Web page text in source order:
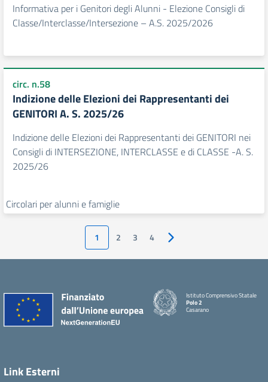
Informativa per i Genitori degli Alunni - Elezione Consigli di
Classe/Interclasse/Intersezione – A.S. 2025/2026
circ. n.58
Indizione delle Elezioni dei Rappresentanti dei
GENITORI A. S. 2025/26
Indizione delle Elezioni dei Rappresentanti dei GENITORI nei
Consigli di INTERSEZIONE, INTERCLASSE e di CLASSE -A. S.
2025/26
Circolari per alunni e famiglie
1 2 3 4 Pagina successiva
Istituto Comprensivo Statale
Polo 2
Casarano
Link Esterni